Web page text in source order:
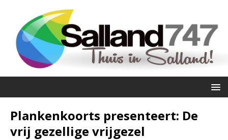
Plankenkoorts presenteert: De
vrij gezellige vrijgezel